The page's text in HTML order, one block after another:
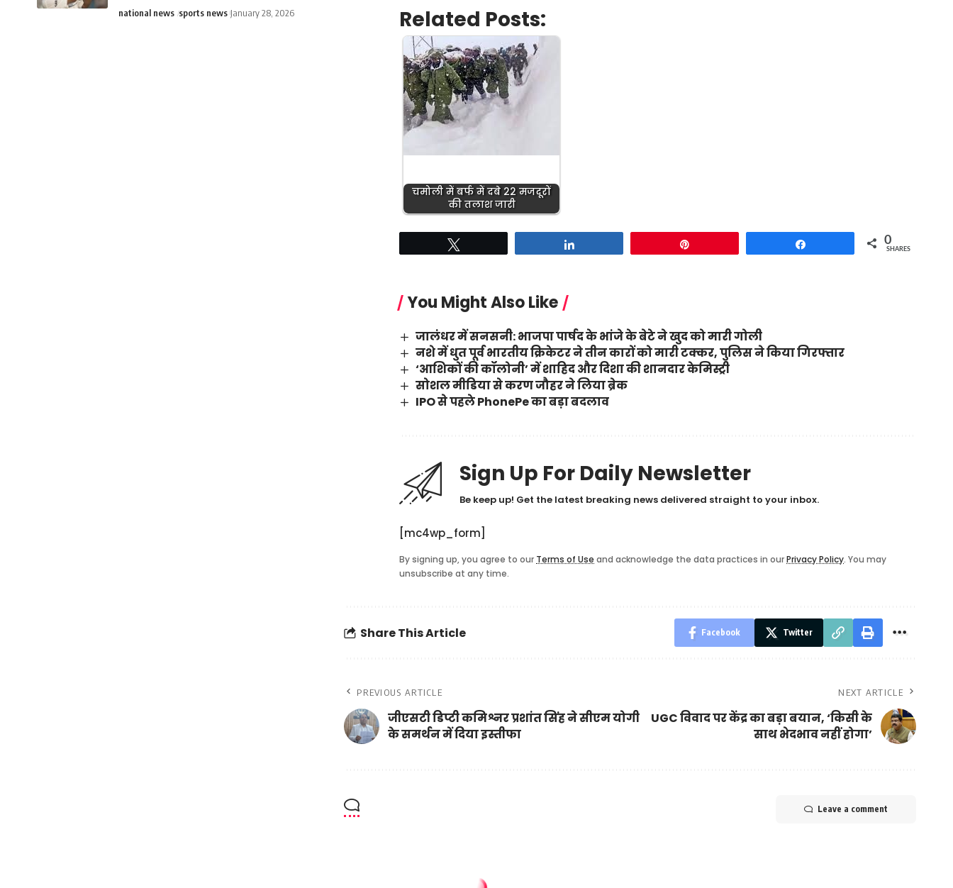
Related Posts:
चमोली में बर्फ में दबे 22 मजदूरों
की तलाश जारी
0
SHARES
You Might Also Like
जालंधर में सनसनी: भाजपा पार्षद के भांजे के बेटे ने खुद को मारी गोली
नशे में धुत पूर्व भारतीय क्रिकेटर ने तीन कारों को मारी टक्कर, पुलिस ने किया गिरफ्तार
‘आशिकों की कॉलोनी’ में शाहिद और दिशा की शानदार केमिस्ट्री
सोशल मीडिया से करण जौहर ने लिया ब्रेक
IPO से पहले PhonePe का बड़ा बदलाव
Sign Up For Daily Newsletter
Be keep up! Get the latest breaking news delivered straight to your inbox.
[mc4wp_form]
By signing up, you agree to our Terms of Use and acknowledge the data practices in ourPrivacy Policy. You may
unsubscribe at any time.
Share This Article Facebook Twitter
PREVIOUS ARTICLE
जीएसटी डिप्टी कमिश्नर प्रशांत सिंह ने सीएम योगी
के समर्थन में दिया इस्तीफा
NEXT ARTICLE
UGC विवाद पर केंद्र का बड़ा बयान, ‘किसी के
साथ भेदभाव नहीं होगा’
Leave a comment
national news sports news January 28, 2026